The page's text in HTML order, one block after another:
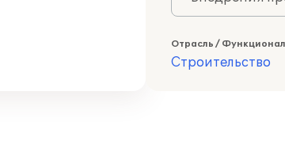
Отрасль /
Строительство